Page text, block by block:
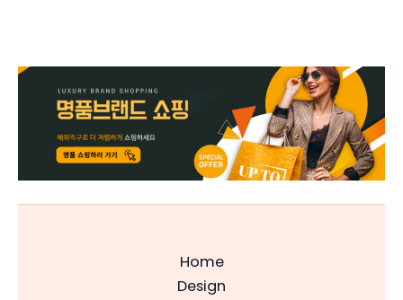
Home
Design